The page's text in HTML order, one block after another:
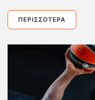
ΠΕΡΙΣΣΌΤΕΡΑ